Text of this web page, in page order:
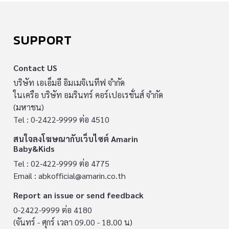
SUPPORT
Contact US
บริษัท เอเอ็มอี อิมเมจิเนทีฟ จำกัด
ในเครือ บริษัท อมรินทร์ คอร์เปอเรชั่นส์ จำกัด
(มหาชน)
Tel : 0-2422-9999 ต่อ 4510
สนใจลงโฆษณากับเว็บไซต์ Amarin
Baby&Kids
Tel : 02-422-9999 ต่อ 4775
Email : abkofficial@amarin.co.th
Report an issue or send feedback
0-2422-9999 ต่อ 4180
(จันทร์ - ศุกร์ เวลา 09.00 - 18.00 น)